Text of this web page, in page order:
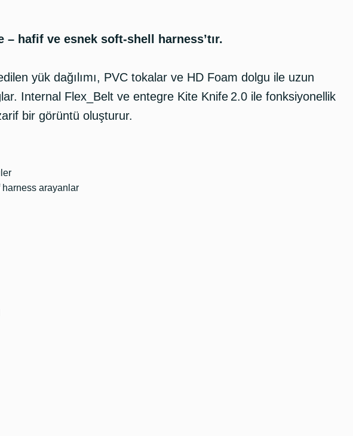
– hafif ve esnek soft-shell harness’tır.
yük dağılımı, PVC tokalar ve HD Foam dolgu ile uzun
Internal Flex_Belt ve entegre Kite Knife 2.0 ile fonksiyonellik
bir görüntü oluşturur.
harness arayanlar